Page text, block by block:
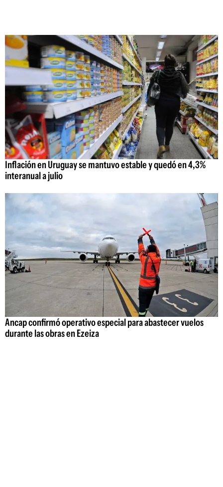
Inflación en Uruguay se mantuvo estable y quedó en 4,3%
interanual a julio
Ancap confirmó operativo especial para abastecer vuelos
durante las obras en Ezeiza